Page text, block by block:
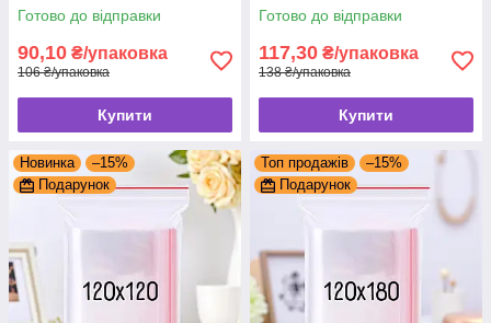
застібкою zip-lock, грипери
Готово до відправки
90,10 ₴/упаковка
106 ₴/упаковка
Купити
Готово до відправки
117,30 ₴/упаковка
138 ₴/упаковка
Купити
Новинка
–15%
Подарунок
Топ продажів
–15%
Подарунок